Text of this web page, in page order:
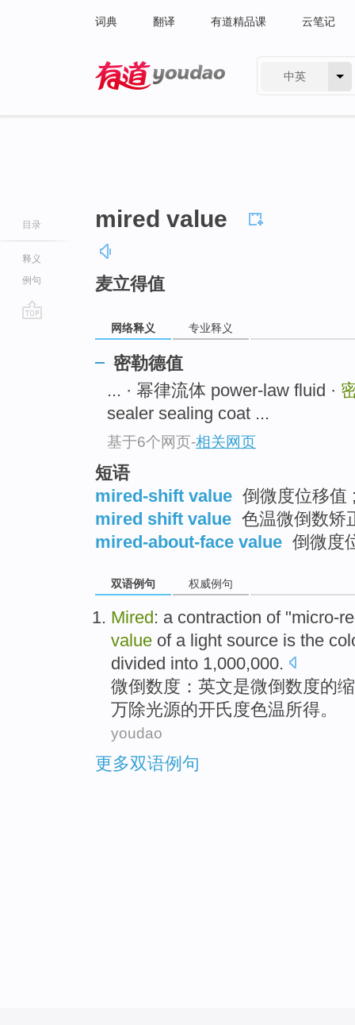
词典 翻译 有道精品课 云笔记
中英
目录
释义
例句
mired value
麦立得值
网络释义 专业释义
密勒德值
... · 幂律流体 power-law fluid ·
sealer sealing coat ...
基于6个网页-相关网页
短语
mired-shift value 倒微度位移值
mired shift value 色温微倒数矫
mired-about-face value 倒微度
双语例句 权威例句
Mired: a contraction of "micro-
value ofa light source is the
divided into 1,000,000.
微倒数度 ：英文是微倒数度的
万除光源的开氏度色温所得。
youdao
更多双语例句